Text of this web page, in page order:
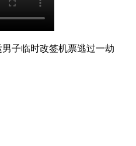
子临时改签机票逃过一劫